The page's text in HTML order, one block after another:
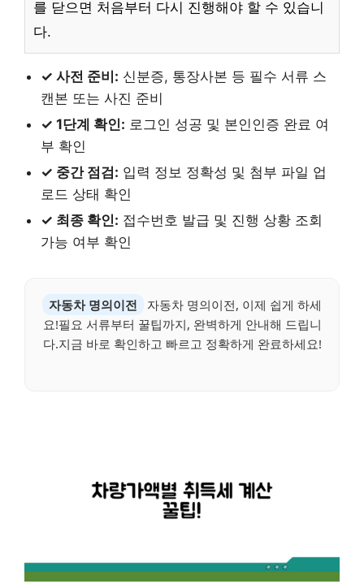
를 닫으면 처음부터 다시 진행해야 할 수 있습니
다.
✓ 사전 준비: 신분증, 통장사본 등 필수 서류 스
캔본 또는 사진 준비
✓ 1단계 확인: 로그인 성공 및 본인인증 완료 여
부 확인
✓ 중간 점검: 입력 정보 정확성 및 첨부 파일 업
로드 상태 확인
✓ 최종 확인: 접수번호 발급 및 진행 상황 조회
가능 여부 확인
자동차 명의이전
자동차 명의이전, 이제 쉽게 하세
요!필요 서류부터 꿀팁까지, 완벽하게 안내해 드립니
다.지금 바로 확인하고 빠르고 정확하게 완료하세요!